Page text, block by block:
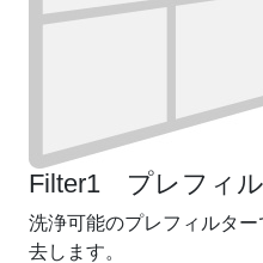
Filter1 プレフィ
洗浄可能のプレフィルタ
去します。